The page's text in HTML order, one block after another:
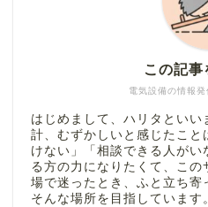
電気設備の情報発
この記事
はじめまして、ハリタとい
計、むずかしいと感じたこ
けない」「相談できる人が
る方の力になりたくて、こ
場で迷ったとき、ふと立ち寄
そんな場所を目指していま